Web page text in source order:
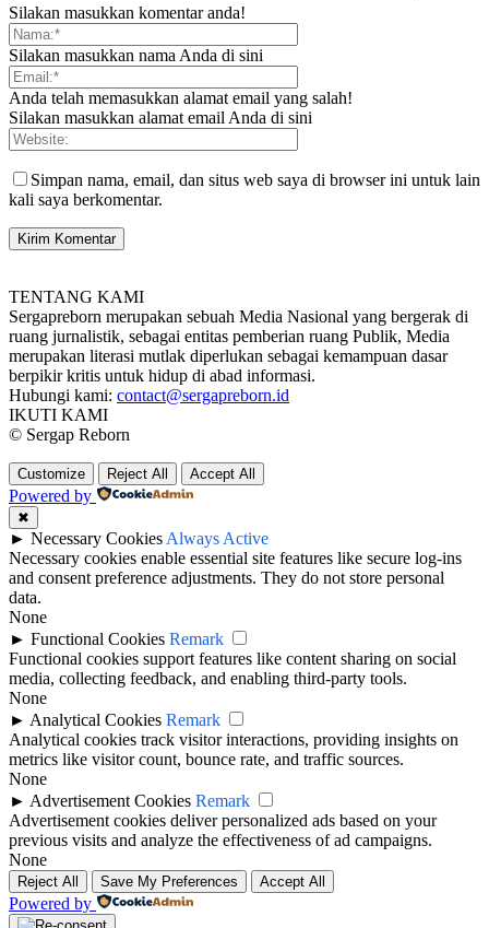
Silakan masukkan komentar anda!
Silakan masukkan nama Anda di sini
Anda telah memasukkan alamat email yang salah!
Silakan masukkan alamat email Anda di sini
Simpan nama, email, dan situs web saya di browser ini untuk lain
kali saya berkomentar.
TENTANG KAMI
Sergapreborn merupakan sebuah Media Nasional yang bergerak di
ruang jurnalistik, sebagai entitas pemberian ruang Publik, Media
merupakan literasi mutlak diperlukan sebagai kemampuan dasar
berpikir kritis untuk hidup di abad informasi.
Hubungi kami: contact@sergapreborn.id
IKUTI KAMI
© Sergap Reborn
Customize Reject All Accept All
Powered by
✖
► Necessary Cookies Always Active
Necessary cookies enable essential site features like secure log-ins
and consent preference adjustments. They do not store personal
data.
None
► Functional Cookies Remark
Functional cookies support features like content sharing on social
media, collecting feedback, and enabling third-party tools.
None
► Analytical Cookies Remark
Analytical cookies track visitor interactions, providing insights on
metrics like visitor count, bounce rate, and traffic sources.
None
► Advertisement Cookies Remark
Advertisement cookies deliver personalized ads based on your
previous visits and analyze the effectiveness of ad campaigns.
None
Reject All Save My Preferences Accept All
Powered by